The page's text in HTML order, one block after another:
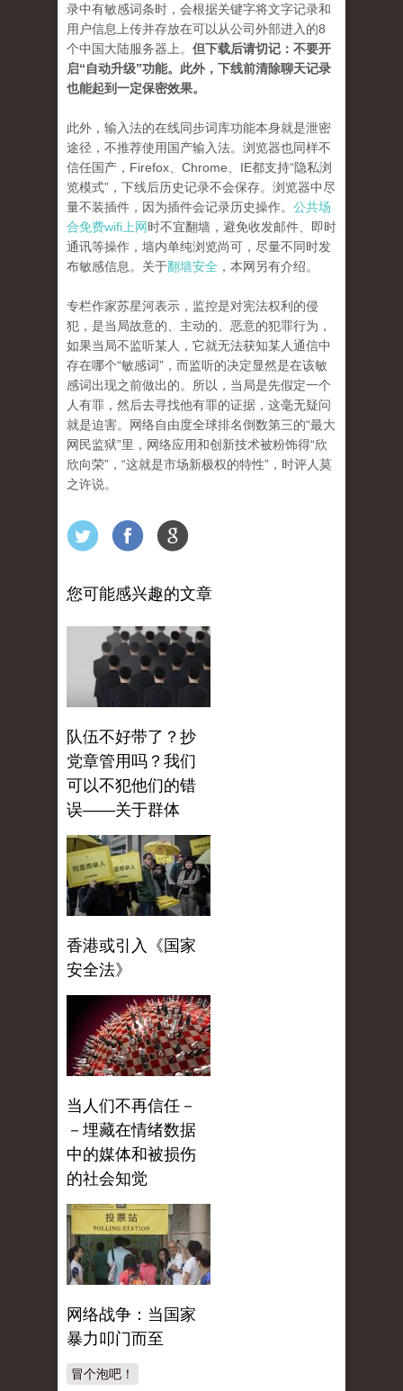
录中有敏感词条时，会根据关键字将文字记录和
用户信息上传并存放在可以从公司外部进入的8
个中国大陆服务器上。 但下载后请切记：不要开
启“自动升级”功能。此外，下线前清除聊天记录
也能起到一定保密效果。
此外，输入法的在线同步词库功能本身就是泄密
途径，不推荐使用国产输入法。浏览器也同样不
信任国产，Firefox、Chrome、IE都支持“隐私浏
览模式”，下线后历史记录不会保存。浏览器中尽
量不装插件，因为插件会记录历史操作。 公共场
合免费wifi上网时不宜翻墙，避免收发邮件、即时
通讯等操作，墙内单纯浏览尚可，尽量不同时发
布敏感信息。关于翻墙安全 ，本网另有介绍。
专栏作家苏星河表示，监控是对宪法权利的侵
犯，是当局故意的、主动的、恶意的犯罪行为，
如果当局不监听某人，它就无法获知某人通信中
存在哪个“敏感词”，而监听的决定显然是在该敏
感词出现之前做出的。所以，当局是先假定一个
人有罪，然后去寻找他有罪的证据，这毫无疑问
就是迫害。网络自由度全球排名倒数第三的“最大
网民监狱”里，网络应用和创新技术被粉饰得“欣
欣向荣”，“这就是市场新极权的特性”，时评人莫
之许说。
您可能感兴趣的文章
队伍不好带了？抄
党章管用吗？我们
可以不犯他们的错
误——关于群体
香港或引入《国家
安全法》
当人们不再信任－
－埋藏在情绪数据
中的媒体和被损伤
的社会知觉
网络战争：当国家
暴力叩门而至
冒个泡吧！